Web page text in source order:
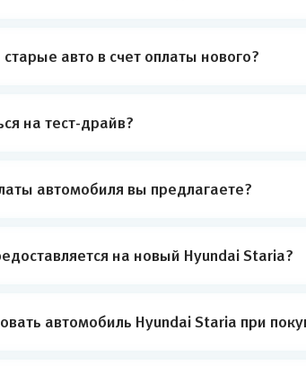
авто в счет оплаты нового?
на тест-драйв?
автомобиля вы предлагаете?
на новый Hyundai Staria?
автомобиль Hyundai Staria при